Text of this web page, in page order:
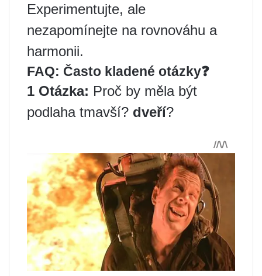
Experimentujte, ale
nezapomínejte na rovnováhu a
harmonii.
FAQ: Často kladené otázky❓
1 Otázka: Proč by měla být
podlaha tmavší? dveří?